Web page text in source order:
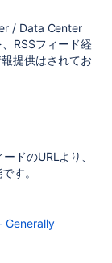
/ Data Center
RSSフィード経
提供はされてお
ドのURLより、
す。
Generally